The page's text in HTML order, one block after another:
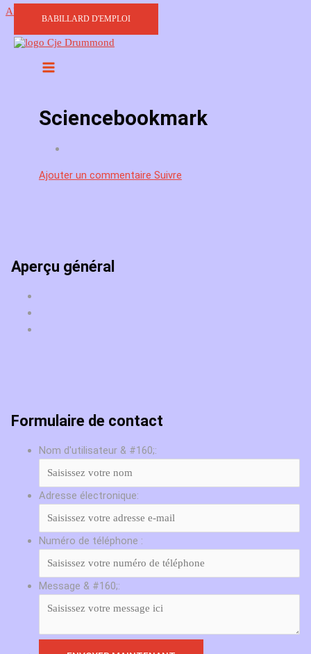
Aller au contenu
BABILLARD D'EMPLOI
Sciencebookmark
Ajouter un commentaire Suivre
Aperçu général
Formulaire de contact
Nom d'utilisateur & #160;:
Adresse électronique:
Numéro de téléphone :
Message & #160;: